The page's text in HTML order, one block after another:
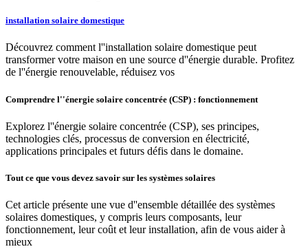
installation solaire domestique
Découvrez comment l''installation solaire domestique peut
transformer votre maison en une source d''énergie durable. Profitez
de l''énergie renouvelable, réduisez vos
Comprendre l''énergie solaire concentrée (CSP) : fonctionnement
Explorez l''énergie solaire concentrée (CSP), ses principes,
technologies clés, processus de conversion en électricité,
applications principales et futurs défis dans le domaine.
Tout ce que vous devez savoir sur les systèmes solaires
Cet article présente une vue d''ensemble détaillée des systèmes
solaires domestiques, y compris leurs composants, leur
fonctionnement, leur coût et leur installation, afin de vous aider à
mieux